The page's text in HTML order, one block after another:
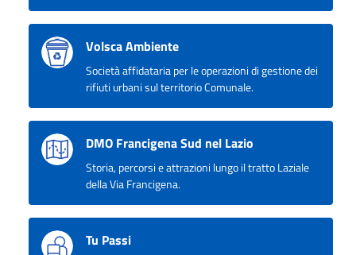
Volsca Ambiente
Società affidataria per le operazioni di gestione dei
rifiuti urbani sul territorio Comunale.
DMO Francigena Sud nel Lazio
Storia, percorsi e attrazioni lungo il tratto Laziale
della Via Francigena.
Tu Passi